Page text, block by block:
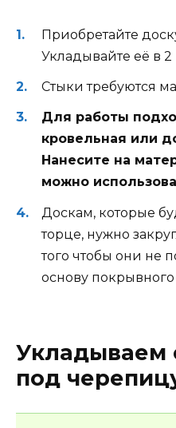
Приобретайте
Укладывайте её в 2
Стыки требуются
Для работы
кровельная или
Нанесите на
можно
Доскам, которые
торце, нужно
того чтобы они не
основу
Укладываем
под